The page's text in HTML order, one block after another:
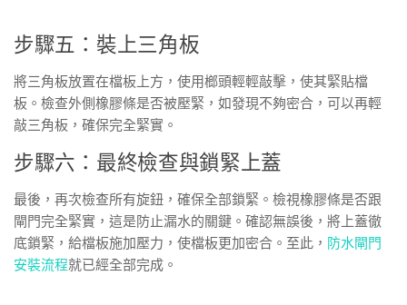
步驟五：裝上三角板
將三角板放置在檔板上方，使用榔頭輕輕敲擊，使其緊貼檔
板。檢查外側橡膠條是否被壓緊，如發現不夠密合，可以再輕
敲三角板，確保完全緊實。
步驟六：最終檢查與鎖緊上蓋
最後，再次檢查所有旋鈕，確保全部鎖緊。檢視橡膠條是否跟
閘門完全緊實，這是防止漏水的關鍵。確認無誤後，將上蓋徹
底鎖緊，給檔板施加壓力，使檔板更加密合。至此， 防水閘門
安裝流程就已經全部完成。